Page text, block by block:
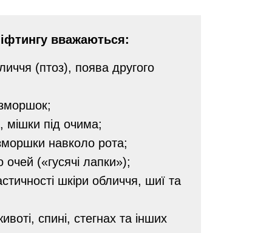
вважаються:
(птоз), поява другого
мішки під очима;
навколо рота;
очей («гусячі лапки»);
шкіри обличчя, шиї та
спині, стегнах та інших